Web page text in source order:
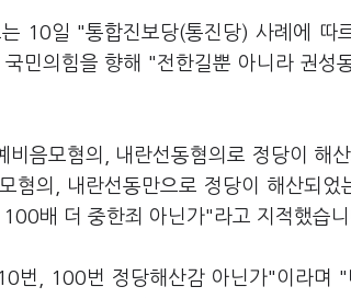
10일 "통합진보당(통진당) 사례에 따
민의힘을 향해 "전한길뿐 아니라 권성
음모혐의, 내란선동혐의로 정당이 해
혐의, 내란선동만으로 정당이 해산되었
배 더 중한죄 아닌가"라고 지적했습니
번, 100번 정당해산감 아닌가"이라며